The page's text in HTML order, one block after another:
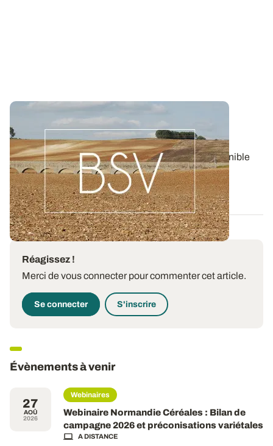
Bulletin de santé du Végétal - Bourgogne-
Franche-Comté : Grandes Cultures
Aujourd'hui, le BSV Grandes Cultures n°8 est disponible
pour la région BOURGOGNE-FRANCHE...
06 AOÛT 2026
Réagissez !
Merci de vous connecter pour commenter cet article.
Se connecter S'inscrire
Évènements à venir
27
AOÛ
2026
Webinaires
Webinaire Normandie Céréales : Bilan de
campagne 2026 et préconisations variétales
A DISTANCE